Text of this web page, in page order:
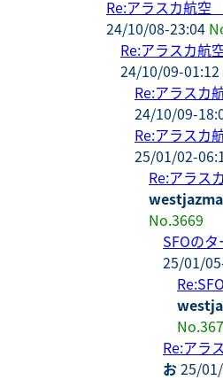
Re:アラスカ航
24/10/08-23:04
Re:アラスカ
24/10/09-01:12
Re:アラス
24/10/09-
Re:アラス
25/01/02-
Re:アラス
No.3669
SFOの
25/01/
Re:アラ
お25/